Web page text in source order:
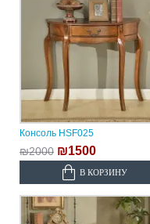
Консоль HSF025
₪2000 ₪1500
В КОРЗИНУ